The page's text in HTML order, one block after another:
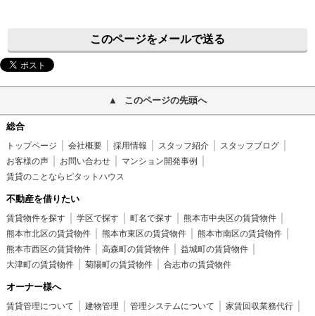
このページをメールで送る
このページの先頭へ
総合
トップページ 会社概要 採用情報 スタッフ紹介
スタッフブログ
お客様の声
お問い合わせ
マンション開発事例
賃貸のことならピタットハウス
不動産を借りたい
賃貸物件を探す 学区で探す 町名で探す
熊本市中央区の賃貸物件
熊本市北区の賃貸物件
熊本市東区の賃貸物件
熊本市南区の賃貸物件
熊本市西区の賃貸物件
高森町の賃貸物件
益城町の賃貸物件
大津町の賃貸物件
菊陽町の賃貸物件 合志市の賃貸物件
オーナー様へ
賃貸管理について 建物管理 管理システムについて
家賃回収業務代行